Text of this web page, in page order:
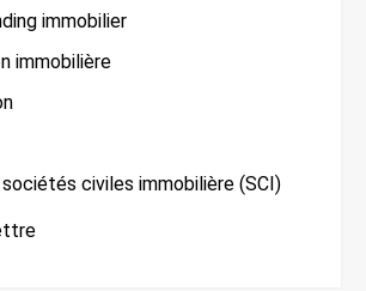
immobilier
immobilière
civiles immobilière (SCI)